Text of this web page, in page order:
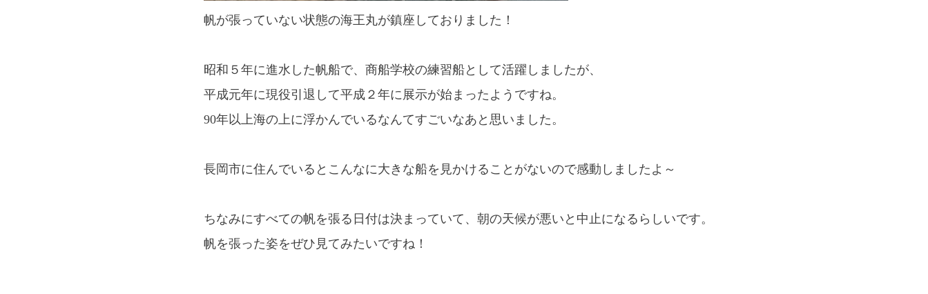
帆が張っていない状態の海王丸が鎮座しておりました！
昭和５年に進水した帆船で、商船学校の練習船として活躍しましたが、
平成元年に現役引退して平成２年に展示が始まったようですね。
90年以上海の上に浮かんでいるなんてすごいなあと思いました。
長岡市に住んでいるとこんなに大きな船を見かけることがないので感動しましたよ～
ちなみにすべての帆を張る日付は決まっていて、朝の天候が悪いと中止になるらしいです。
帆を張った姿をぜひ見てみたいですね！